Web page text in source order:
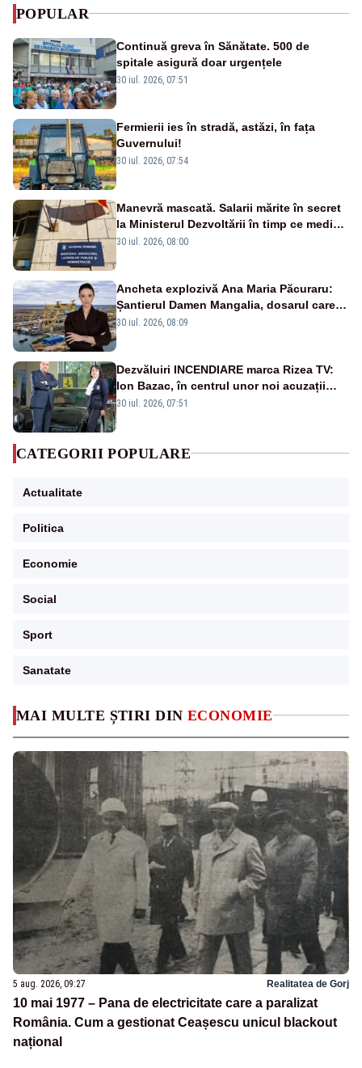
MAI MULTE ȘTIRI DIN ECONOMIE
5 aug. 2026, 09:27 Realitatea de Gorj
10 mai 1977 – Pana de electricitate care a paralizat
România. Cum a gestionat Ceașescu unicul blackout
național
POPULAR
Continuă greva în Sănătate. 500 de
spitale asigură doar urgențele
30 iul. 2026, 07:51
Fermierii ies în stradă, astăzi, în fața
Guvernului!
30 iul. 2026, 07:54
Manevră mascată. Salarii mărite în secret
la Ministerul Dezvoltării în timp ce medicii
ies în stradă
30 iul. 2026, 08:00
Ancheta explozivă Ana Maria Păcuraru:
Șantierul Damen Mangalia, dosarul care
scufundă apărarea României
30 iul. 2026, 08:09
Dezvăluiri INCENDIARE marca Rizea TV:
Ion Bazac, în centrul unor noi acuzații
publice
30 iul. 2026, 07:51
CATEGORII POPULARE
Actualitate
Politica
Economie
Social
Sport
Sanatate